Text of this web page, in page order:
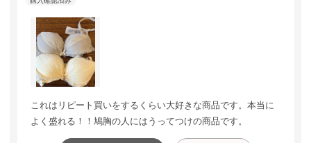
これはリピート買いをするくらい大好きな商品です。本当に
よく盛れる！！鳩胸の人にはうってつけの商品です。